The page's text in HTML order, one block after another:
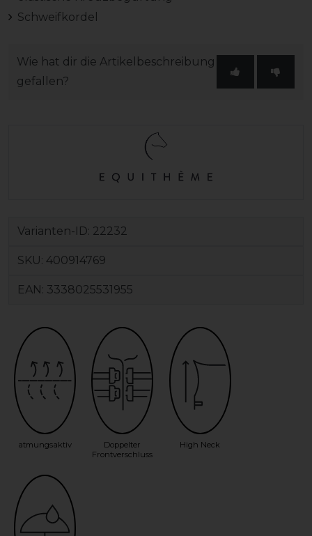
Schweifkordel
Wie hat dir die Artikelbeschreibung
gefallen?
Varianten-ID: 22232
SKU: 400914769
EAN: 3338025531955
atmungsaktiv
Doppelter
Frontverschluss
High Neck